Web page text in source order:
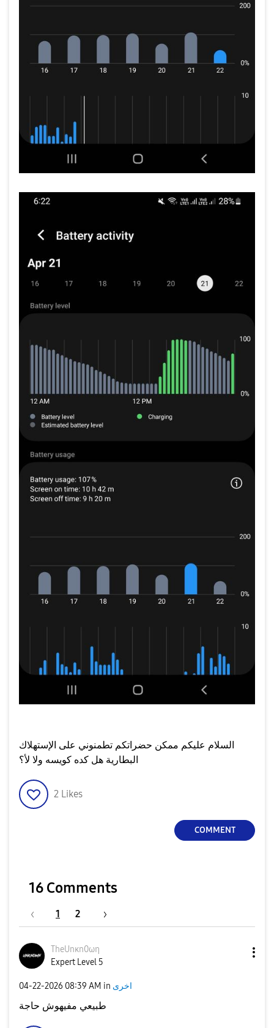
السلام عليكم ممكن حضراتكم تطمنوني على الإستهلاك
البطارية هل كده كويسه ولا لأ؟
2 Likes
COMMENT
16 Comments
1 2
TheUnκn0ωη
Expert Level 5
‎04-22-2026 08:39 AM in اخرى
طبيعي مفيهوش حاجة